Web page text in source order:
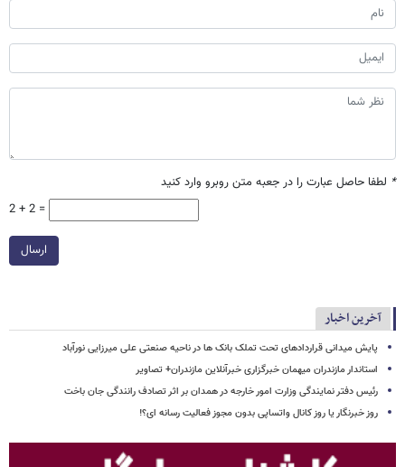
* لطفا حاصل عبارت را در جعبه متن روبرو وارد کنید
2 + 2 =
ارسال
آخرین اخبار
پایش میدانی قراردادهای تحت تملک بانک ها در ناحیه صنعتی علی میرزایی نورآباد
استاندار مازندران میهمان خبرگزاری خبرآنلاین مازندران+ تصاویر
رئیس دفتر نمایندگی وزارت امور خارجه در همدان بر اثر تصادف رانندگی جان باخت
روز خبرنگار یا روز کانال واتساپی بدون مجوز فعالیت رسانه ای؟!